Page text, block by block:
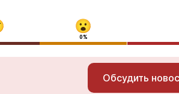
0%
Обсудить